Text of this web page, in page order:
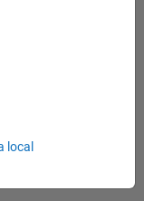
local